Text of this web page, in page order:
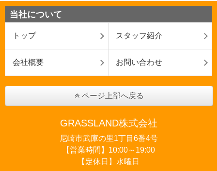
当社について
トップ スタッフ紹介
会社概要 お問い合わせ
ページ上部へ戻る
GRASSLAND株式会社
尼崎市武庫の里1丁目6番4号
【営業時間】10:00～19:00
【定休日】水曜日